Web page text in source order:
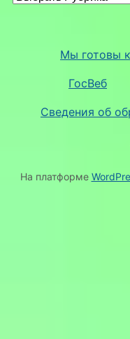
Мы готовы
ГосВеб
Сведения об
На платформе